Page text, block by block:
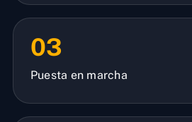
03
Puesta en marcha